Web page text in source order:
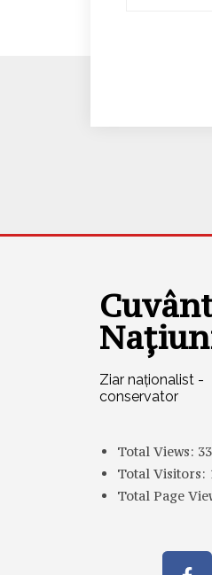
Ziar naționalist -
conservator
Total Views:
Total Visitors:
Total Page